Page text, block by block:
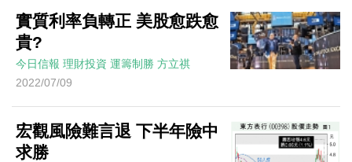
實質利率負轉正 美股愈跌愈
貴?
今日信報 理財投資 運籌制勝 方立祺
2022/07/09
宏觀風險難言退 下半年險中
求勝